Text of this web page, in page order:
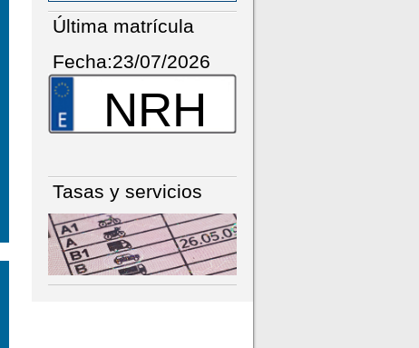
Última matrícula
Fecha:23/07/2026
NRH
Tasas y servicios